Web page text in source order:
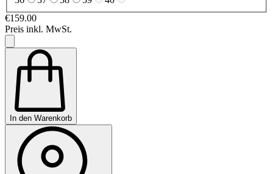
€159.00
Preis inkl. MwSt.
In den Warenkorb